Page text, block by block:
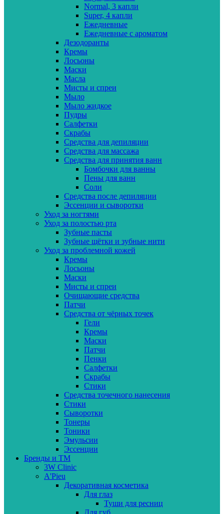
Normal, 3 капли
Super, 4 капли
Ежедневные
Ежедневные с ароматом
Дезодоранты
Кремы
Лосьоны
Маски
Масла
Мисты и спреи
Мыло
Мыло жидкое
Пудры
Салфетки
Скрабы
Средства для депиляции
Средства для массажа
Средства для принятия ванн
Бомбочки для ванны
Пены для ванн
Соли
Средства после депиляции
Эссенции и сыворотки
Уход за ногтями
Уход за полостью рта
Зубные пасты
Зубные щётки и зубные нити
Уход за проблемной кожей
Кремы
Лосьоны
Маски
Мисты и спреи
Очищающие средства
Патчи
Средства от чёрных точек
Гели
Кремы
Маски
Патчи
Пенки
Салфетки
Скрабы
Стики
Средства точечного нанесения
Стики
Сыворотки
Тонеры
Тоники
Эмульсии
Эссенции
Бренды и ТМ
3W Clinic
A'Pieu
Декоративная косметика
Для глаз
Туши для ресниц
Для губ